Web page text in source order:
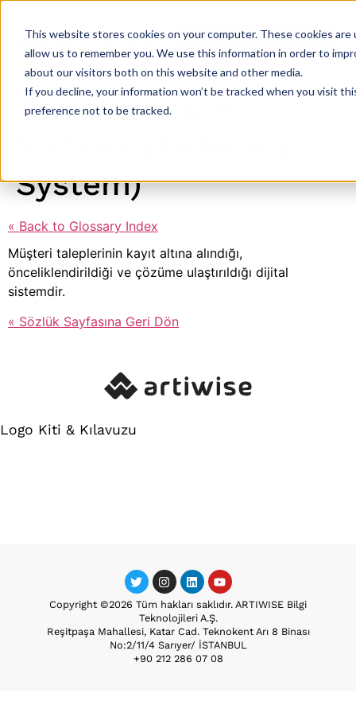
This website stores cookies on your computer. These cookies
allow us to remember you. We use this information in order to
about our visitors both on this website and other media.
If you decline, your information won’t be tracked when you visit
preference not to be tracked.
Talep Yönetim
System)
« Back to Glossary Index
Müşteri taleplerinin kayıt altına alındığı,
önceliklendirildiği ve çözüme ulaştırıldığı dijital
sistemdir.
« Sözlük Sayfasına Geri Dön
Logo Kiti & Kılavuzu
Copyright ©2026 Tüm hakları saklıdır. ARTIWISE Bilgi
Teknolojileri A.Ş.
Reşitpaşa Mahallesi, Katar Cad. Teknokent Arı 8 Binası
No:2/11/4 Sarıyer/ İSTANBUL
+90 212 286 07 08